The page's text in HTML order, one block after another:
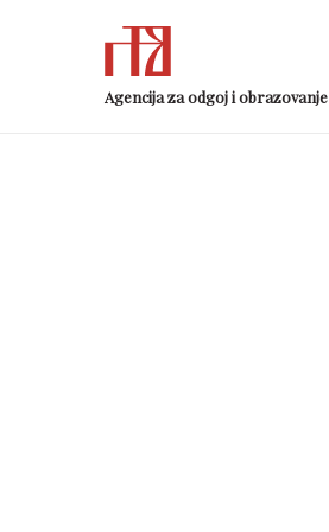
Agencija za odgoj i obrazovanje